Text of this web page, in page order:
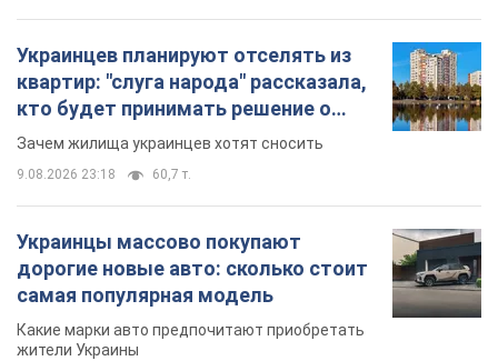
Украинцев планируют отселять из
квартир: "слуга народа" рассказала,
кто будет принимать решение о
сносе домов
Зачем жилища украинцев хотят сносить
9.08.2026 23:18 60,7 т.
Украинцы массово покупают
дорогие новые авто: сколько стоит
самая популярная модель
Какие марки авто предпочитают приобретать
жители Украины